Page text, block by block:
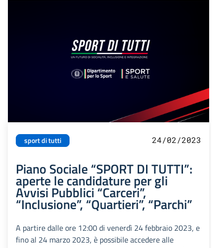
sport di tutti 24/02/2023
Piano Sociale “SPORT DI TUTTI”:
aperte le candidature per gli
Avvisi Pubblici “Carceri”,
“Inclusione”, “Quartieri”, “Parchi”
A partire dalle ore 12:00 di venerdì 24 febbraio 2023, e
fino al 24 marzo 2023, è possibile accedere alle